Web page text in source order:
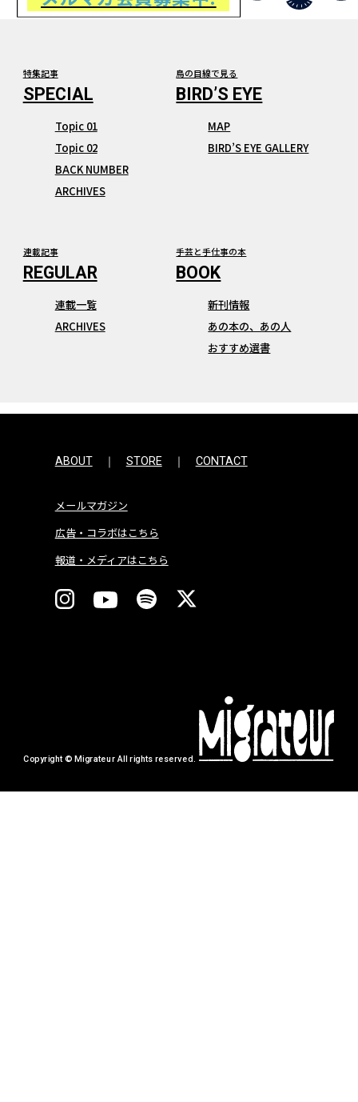
特集記事
Topic 01
Topic 02
BACK NUMBER
ARCHIVES
鳥の目線で見る
MAP
BIRD’S EYE GALLERY
連載記事
連載一覧
ARCHIVES
手芸と手仕事の本
新刊情報
あの本の、あの人
おすすめ選書
ABOUT STORE CONTACT
メールマガジン
広告・コラボはこちら
報道・メディアはこちら
Copyright © Migrateur All rights reserved.